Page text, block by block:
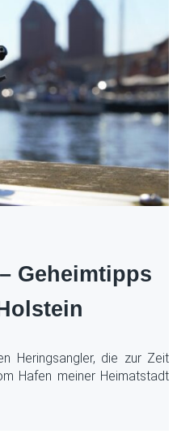
Geheimtipps
Heringsangler, die zur Zeit
Hafen meiner Heimatstadt